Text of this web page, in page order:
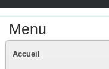
Menu
Accueil